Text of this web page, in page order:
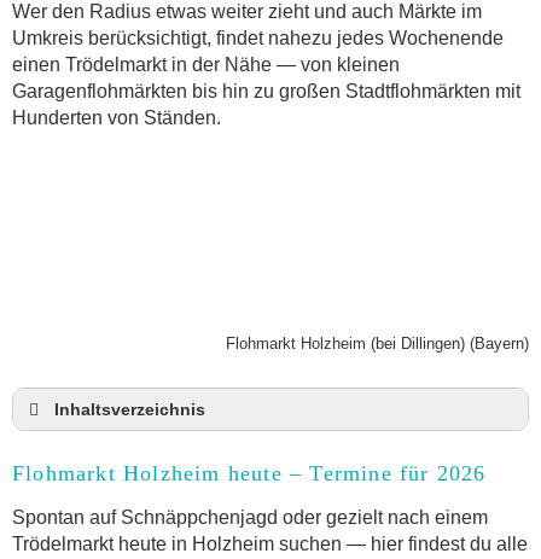
Wer den Radius etwas weiter zieht und auch Märkte im
Umkreis berücksichtigt, findet nahezu jedes Wochenende
einen Trödelmarkt in der Nähe — von kleinen
Garagenflohmärkten bis hin zu großen Stadtflohmärkten mit
Hunderten von Ständen.
Flohmarkt Holzheim (bei Dillingen) (Bayern)
Inhaltsverzeichnis
Anmeldung & Standgebühr auf dem Trödelmarkt
Online-Flohmarkt Holzheim
Welche Trödelmarkt-Typen gibt es?
Flohmarkt Holzheim heute – Termine für 2026
Spontan auf Schnäppchenjagd oder gezielt nach einem
Trödelmarkt heute in Holzheim suchen — hier findest du alle